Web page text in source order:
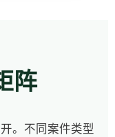
阵
。不同案件类型